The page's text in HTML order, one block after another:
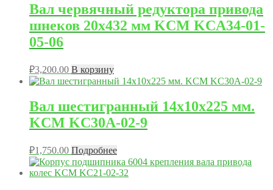
Вал червячный редуктора привода
шнеков 20х432 мм KCM KCA34-01-
05-06
₽3,200.00 В корзину
Вал шестигранный 14х10х225 мм.
KCM KC30A-02-9
₽1,750.00 Подробнее